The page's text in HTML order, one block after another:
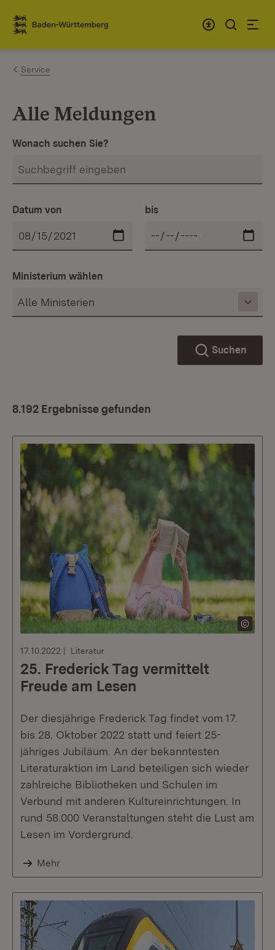
Zum Inhalt springen
Link zur Startseite
Service
Alle Meldungen
Wonach suchen Sie?
Datum von bis
Ministerium wählen
Suchen
8.192 Ergebnisse gefunden
17.10.2022 Literatur
25. Frederick Tag vermittelt
Freude am Lesen
Der diesjährige Frederick Tag findet vom 17.
bis 28. Oktober 2022 statt und feiert 25-
jähriges Jubiläum. An der bekanntesten
Literaturaktion im Land beteiligen sich wieder
zahlreiche Bibliotheken und Schulen im
Verbund mit anderen Kultureinrichtungen. In
rund 58.000 Veranstaltungen steht die Lust am
Lesen im Vordergrund.
Mehr